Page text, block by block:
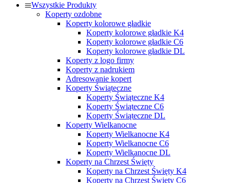
Wszystkie Produkty
Koperty ozdobne
Koperty kolorowe gładkie
Koperty kolorowe gładkie K4
Koperty kolorowe gładkie C6
Koperty kolorowe gładkie DL
Koperty z logo firmy
Koperty z nadrukiem
Adresowanie kopert
Koperty Świąteczne
Koperty Świąteczne K4
Koperty Świąteczne C6
Koperty Świąteczne DL
Koperty Wielkanocne
Koperty Wielkanocne K4
Koperty Wielkanocne C6
Koperty Wielkanocne DL
Koperty na Chrzest Święty
Koperty na Chrzest Święty K4
Koperty na Chrzest Święty C6